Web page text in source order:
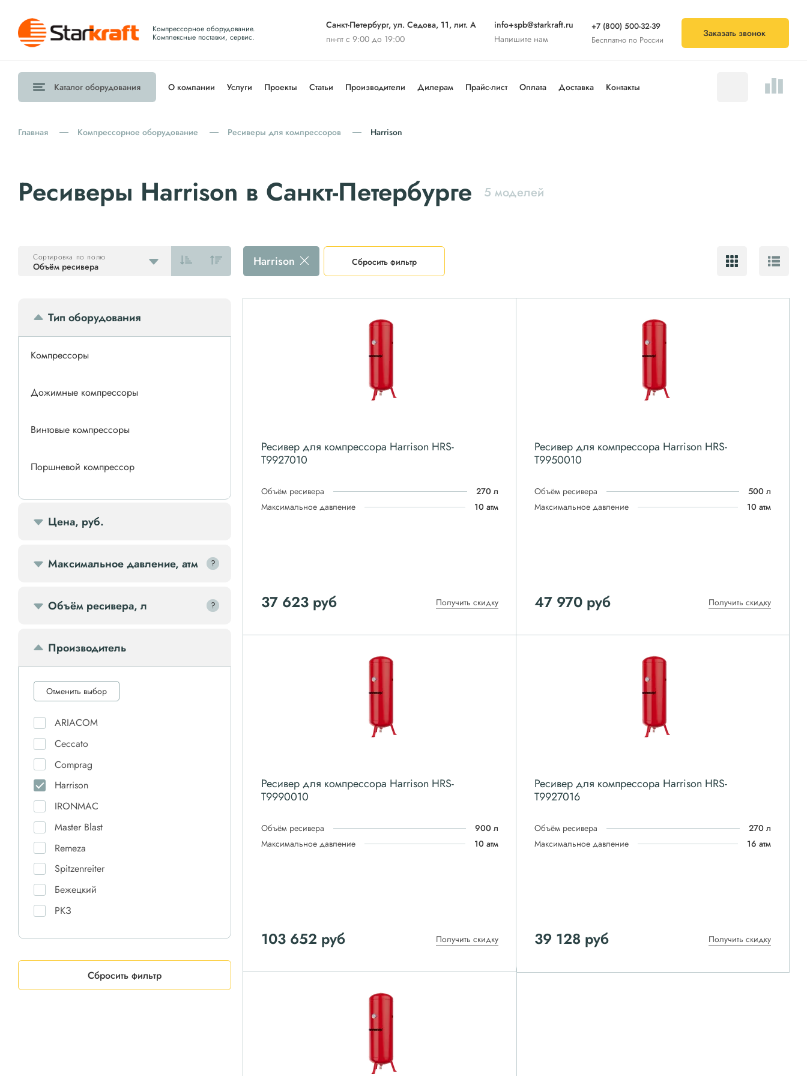
Компрессорное оборудование.
Комплексные поставки, сервис.
Санкт-Петербург, ул. Седова, 11, лит. А
пн-пт с 9:00 до 19:00
info+spb@starkraft.ru
Напишите нам
+7 (800) 500-32-39
Бесплатно по России
Заказать звонок
Каталог оборудования О компании Услуги Проекты Статьи Производители Дилерам Прайс-лист Оплата Доставка Контакты
Главная Компрессорное оборудование Ресиверы для компрессоров Harrison
Ресиверы Harrison в Санкт-Петербурге 5 моделей
Объём ресивера
Сортировка по полю Harrison Сбросить фильтр
Тип оборудования
Компрессоры
Дожимные компрессоры
Винтовые компрессоры
Поршневой компрессор
Спиральные компрессоры
Компрессоры доп.
Осветительные мачты
Осушители
Ресиверы
Фильтры
Цена, руб.
Максимальное давление, атм ?
?
Объём ресивера, л ?
?
Производитель
Отменить выбор
ARIACOM
Ceccato
Comprag
Harrison
IRONMAC
Master Blast
Remeza
Spitzenreiter
Бежецкий
РКЗ
Сбросить фильтр
Ресивер для компрессора Harrison HRS-
T9927010
Объём ресивера
270 л
Максимальное давление
10 атм
37 623 руб Получить скидку
Ресивер для компрессора Harrison HRS-
T9950010
Объём ресивера
500 л
Максимальное давление
10 атм
47 970руб Получить скидку
Ресивер для компрессора Harrison HRS-
T9990010
Объём ресивера
900 л
Максимальное давление
10 атм
103 652 руб Получить скидку
Ресивер для компрессора Harrison HRS-
T9927016
Объём ресивера
270 л
Максимальное давление
16 атм
39 128руб Получить скидку